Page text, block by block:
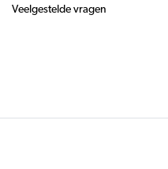
Veelgestelde vragen